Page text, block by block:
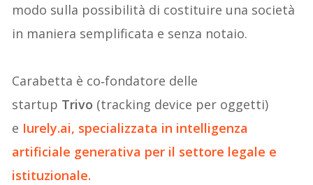
modo sulla possibilità di costituire una società
in maniera semplificata e senza notaio.
Carabetta è co‑fondatore delle
startup Trivo (tracking device per oggetti)
e Iurely.ai, specializzata in intelligenza
artificiale generativa per il settore legale e
istituzionale.